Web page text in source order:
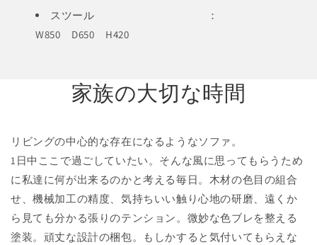
スツール ：
W850 D650 H420
家族の大切な時間
リビングの中心的な存在になるようなソファ。
1日中ここで過ごしていたい。そんな風に思ってもらうため
に私達に何が出来るのかと考える毎日。木材の色目の組合
せ、機械加工の精度、気持ちいい触り心地の研磨、遠くか
ら見ても分かる張りのテンション。微妙な色ブレを整える
塗装。頑丈な設計の梱包。もしかすると気付いてもらえな